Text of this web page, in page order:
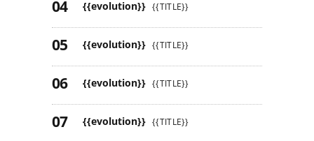
{{evolution}} {{TITLE}}
{{evolution}} {{TITLE}}
{{evolution}} {{TITLE}}
{{evolution}} {{TITLE}}